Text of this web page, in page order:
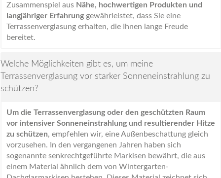
Zusammenspiel aus Nähe, hochwertigen Produkten und
langjähriger Erfahrung gewährleistet, dass Sie eine
Terrassenverglasung erhalten, die Ihnen lange Freude
bereitet.
Welche Möglichkeiten gibt es, um meine
Terrassenverglasung vor starker Sonneneinstrahlung zu
schützen?
Um die Terrassenverglasung oder den geschützten Raum
vor intensiver Sonneneinstrahlung und resultierender Hitze
zu schützen, empfehlen wir, eine Außenbeschattung gleich
vorzusehen. In den vergangenen Jahren haben sich
sogenannte senkrechtgeführte Markisen bewährt, die aus
einem Material ähnlich dem von Wintergarten-